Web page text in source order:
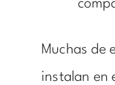
Muchas de
instalan en